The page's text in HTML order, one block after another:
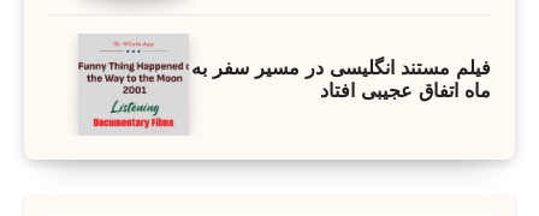
فیلم مستند انگلیسی در مسیر سفر به
ماه اتفاق عجیبی افتاد